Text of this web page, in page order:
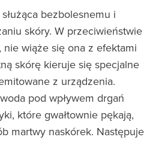
bezbolesnemu i
skóry. W przeciwieństwie
wiąże się ona z efektami
skórę kieruje się specjalne
z urządzenia.
pod wpływem drgań
które gwałtownie pękają,
martwy naskórek. Następuje